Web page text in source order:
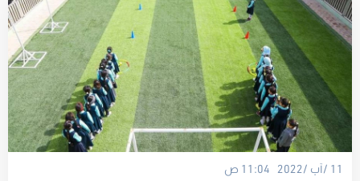
11 /آب /2022 11:04 ص